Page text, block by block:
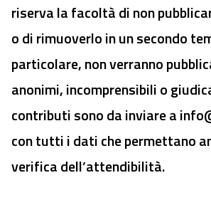
riserva la facoltà di non
o di rimuoverlo in un secondo
particolare, non verranno
anonimi, incomprensibili o
contributi sono da inviare a
con tutti i dati che permettano
verifica dell’attendibilità.